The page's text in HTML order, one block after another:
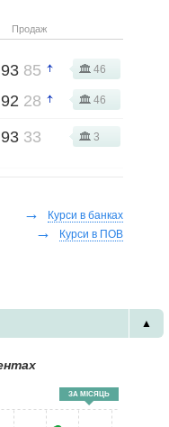
Продаж
85 46
28 46
33 3
00 5
00 2
8
→ Курси в банках
→ Курси в ПОВ
▲
ЗА МІСЯЦЬ